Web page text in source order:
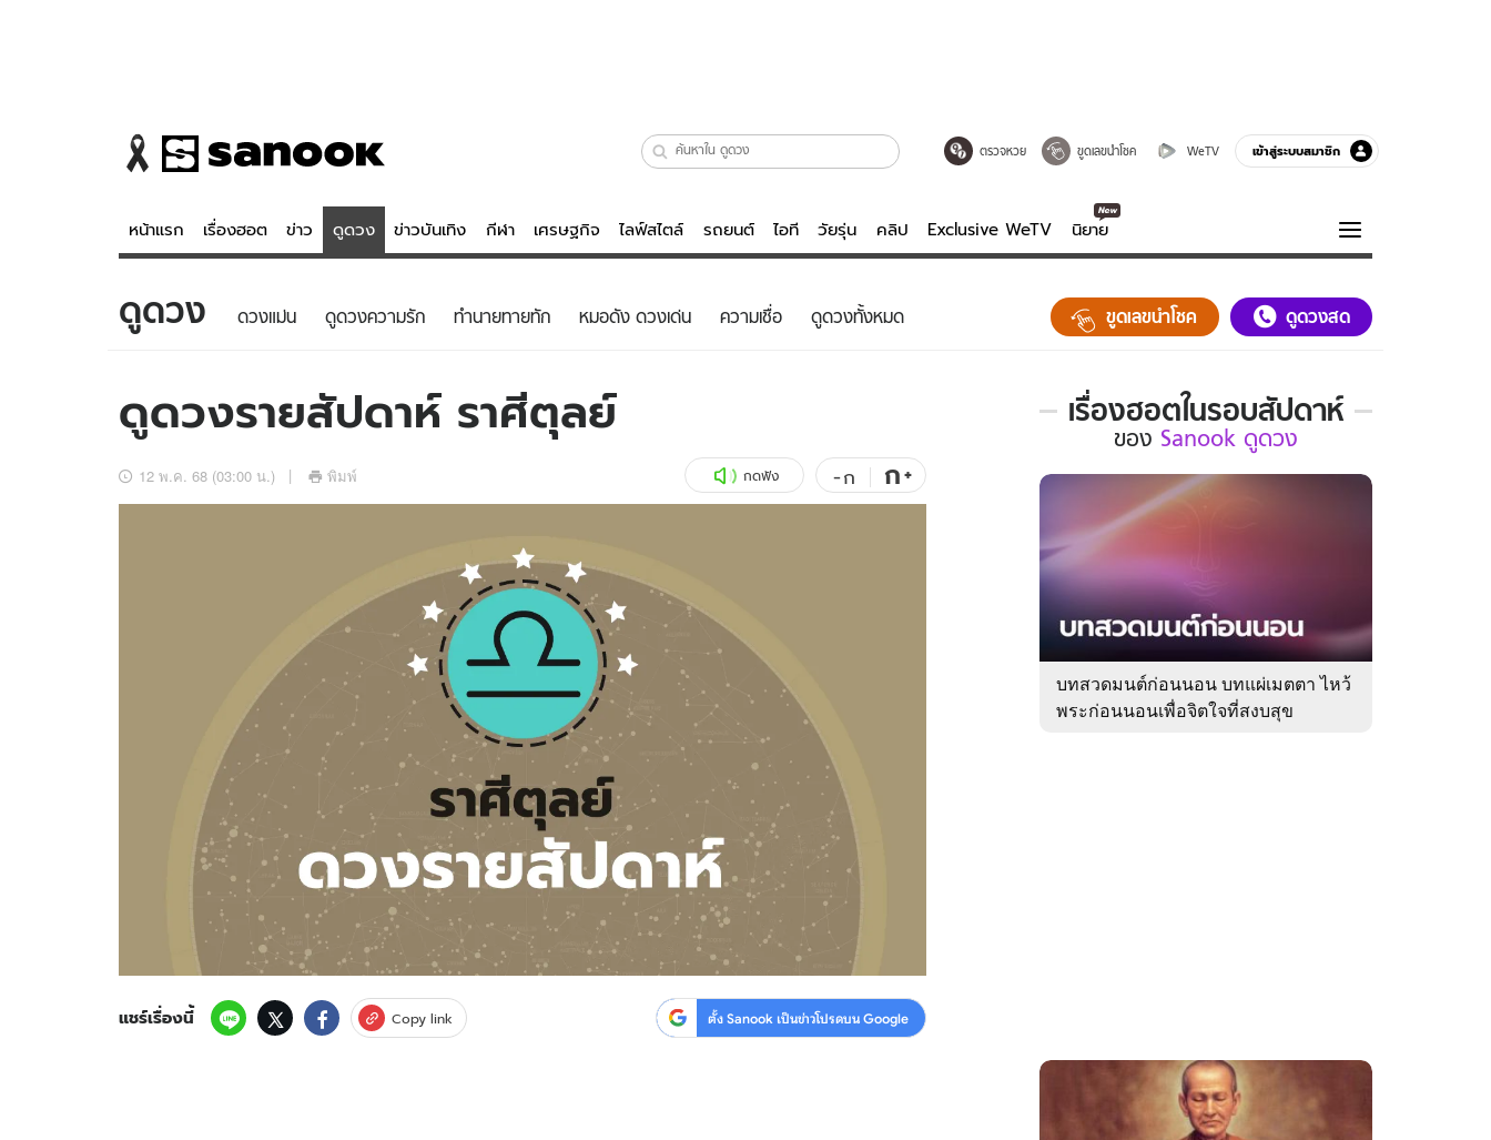
ตรวจหวย ขูดเลขนำโชค WeTV เข้าสู่ระบบสมาชิก
หน้าแรก เรื่องฮอต ข่าว ดูดวง ข่าวบันเทิง กีฬา เศรษฐกิจ ไลฟ์สไตล์ รถยนต์ ไอที วัยรุ่น คลิป Exclusive WeTV นิยาย
ข่าว
ข่าวบันเทิง
ดูดวง - ตรวจหวย
สถิติหวยไทย
ไลฟ์สไตล์
รถยนต์
Tasteful Thailand
Sanook Choice
คลิป
พอดแคสต์
ความรู้รอบตัว
ฮาวทู
ดาวน์โหลดสนุกแอปฟรี ติดตามสนุกโซเชียลได้ที่
สงวนลิขสิทธิ์ © 2569 บริษัท อิมเมจ ฟิวเจอร์ (ประเทศไทย) จำกัด
ดูดวง ดวงแม่น ดูดวงความรัก ทํานายทายทัก หมอดัง ดวงเด่น ความเชื่อ ดูดวงทั้งหมด ขูดเลขนำโชค ดูดวงสด
ดูดวงรายสัปดาห์ ราศีตุลย์
12 พ.ค. 68 (03:00 น.) พิมพ์ กดฟัง -ก ก+
แชร์เรื่องนี้ Copy link ตั้ง Sanook เป็นข่าวโปรดบน Google
เรื่องฮอตในรอบสัปดาห์
เรื่อง
ใน
รอบ
ของ
Sanook
ดูด
ของ Sanook ดูดวง
บทสวดมนต์ก่อนนอน บทแผ่เมตตา ไหว้
พระก่อนนอนเพื่อจิตใจที่สงบสุข